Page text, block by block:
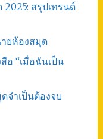
2025: สรุปเทรนด์
ยห้องสมุด
อ “เมื่อฉันเป็น
จำเป็นต้องจบ